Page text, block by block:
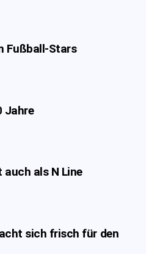
Fußball-Stars
Jahre
als N Line
sich frisch für den